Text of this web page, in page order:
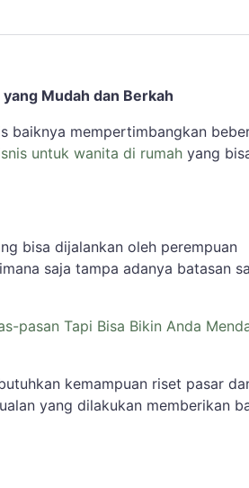
Mudah dan Berkah
baiknya mempertimbangkan
untuk wanita di rumah yang
bisa dijalankan oleh perempuan
saja tampa adanya batasan
pasan Tapi Bisa Bikin Anda
kemampuan riset pasar
yang dilakukan memberikan